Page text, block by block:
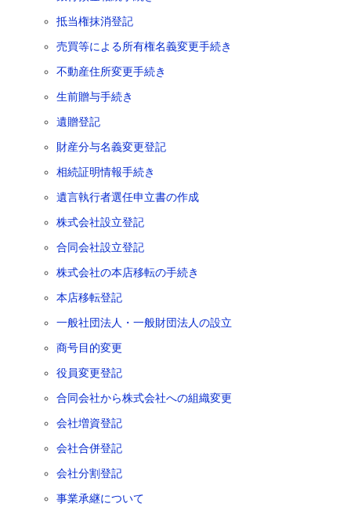
抵当権抹消登記
売買等による所有権名義変更手続き
不動産住所変更手続き
生前贈与手続き
遺贈登記
財産分与名義変更登記
相続証明情報手続き
遺言執行者選任申立書の作成
株式会社設立登記
合同会社設立登記
株式会社の本店移転の手続き
本店移転登記
一般社団法人・一般財団法人の設立
商号目的変更
役員変更登記
合同会社から株式会社への組織変更
会社増資登記
会社合併登記
会社分割登記
事業承継について